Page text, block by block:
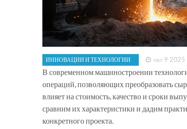
ИННОВАЦИИ И ТЕХНОЛОГИИ окт 9 2025
В современном машиностроении
операций, позволяющих преобразовать
влияет на стоимость, качество и сроки
сравним их характеристики и дадим
конкретного проекта.